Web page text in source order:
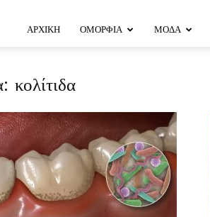
ΑΡΧΙΚΗ ΟΜΟΡΦΙΑ ΜΟΔΑ
κολίτιδα